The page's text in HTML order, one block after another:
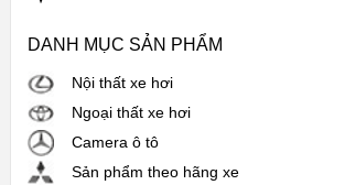
DANH MỤC SẢN PHẨM
Nội thất xe hơi
Ngoại thất xe hơi
Camera ô tô
Sản phẩm theo hãng xe